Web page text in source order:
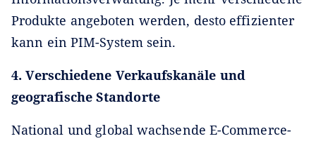
Produkte angeboten werden, desto effizienter
kann ein PIM-System sein.
4. Verschiedene Verkaufskanäle und
geografische Standorte
National und global wachsende E-Commerce-